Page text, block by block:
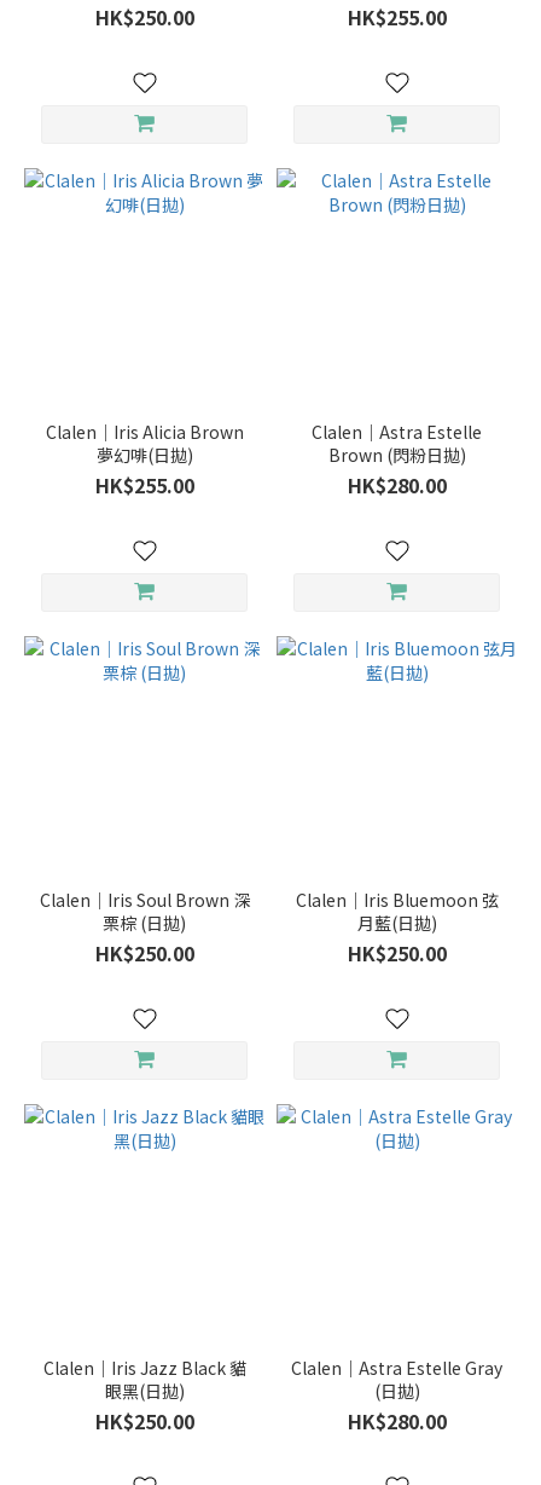
HK$250.00 HK$255.00
Clalen｜Iris Alicia Brown
夢幻啡(日拋)
HK$255.00
Clalen｜Astra Estelle
Brown (閃粉日拋)
HK$280.00
Clalen｜Iris Soul Brown 深
栗棕 (日拋)
HK$250.00
Clalen｜Iris Bluemoon 弦
月藍(日拋)
HK$250.00
Clalen｜Iris Jazz Black 貓
眼黑(日拋)
HK$250.00
Clalen｜Astra Estelle Gray
(日拋)
HK$280.00